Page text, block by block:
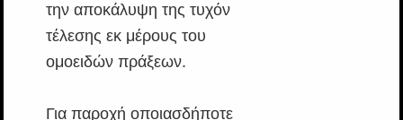
την αποκάλυψη της τυχόν
τέλεσης εκ μέρους του
ομοειδών πράξεων.
Για παροχή οποιασδήποτε